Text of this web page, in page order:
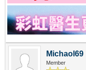
Michaol69
Member